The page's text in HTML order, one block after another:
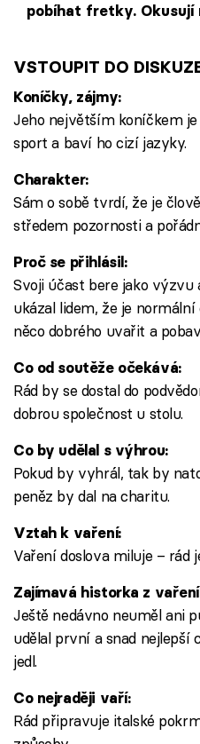
pobíhat fretky. Okusují
VSTOUPIT DO
Koníčky, zájmy:
Jeho největším koníčkem
sport a baví ho cizí jazyky.
Charakter:
Sám o sobě tvrdí, že je
středem pozornosti a
Proč se přihlásil:
Svoji účast bere jako výzvu
ukázal lidem, že je
něco dobrého uvařit a
Co od soutěže očekává:
Rád by se dostal do
dobrou společnost u stolu.
Co by udělal s výhrou:
Pokud by vyhrál, tak by
peněz by dal na charitu.
Vztah k vaření:
Vaření doslova miluje – rád
Zajímavá historka z
Ještě nedávno neuměl ani
udělal první a snad nejlepší
jedl.
Co nejraději vaří:
Rád připravuje italské